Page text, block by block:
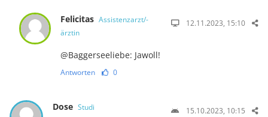
Felicitas Assistenzarzt/-
ärztin
12.11.2023, 15:10
@Baggerseeliebe: Jawoll!
Antworten 0
Dose Studi 15.10.2023, 10:15